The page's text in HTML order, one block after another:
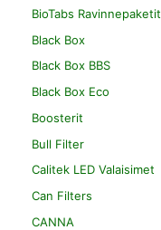
BioTabs Ravinnepaketit
Black Box
Black Box BBS
Black Box Eco
Boosterit
Bull Filter
Calitek LED Valaisimet
Can Filters
CANNA